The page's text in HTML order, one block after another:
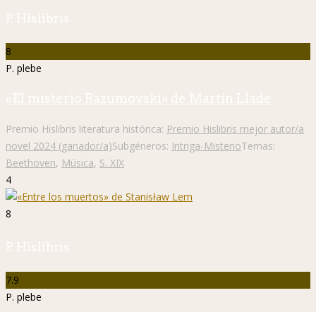
P. Hislibris
8
P. plebe
«El misterio Razumovski» de Martín Llade
Premio Hislibris literatura histórica: Premio Hislibris mejor autor/a
novel 2024 (ganador/a)Subgéneros: Intriga-MisterioTemas:
Beethoven, Música, S. XIX
4
8
P. Hislibris
7.9
P. plebe